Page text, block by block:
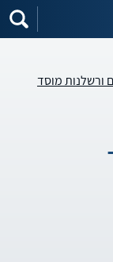
ורשלנות מוסד